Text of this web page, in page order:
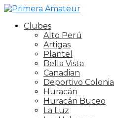
Clubes
Alto Perú
Artigas
Plantel
Bella Vista
Canadian
Deportivo Colonia
Huracán
Huracán Buceo
La Luz